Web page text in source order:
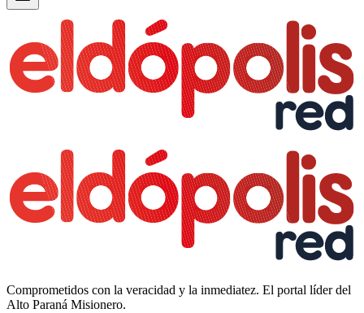
Comprometidos con la veracidad y la inmediatez. El portal líder del
Alto Paraná Misionero.